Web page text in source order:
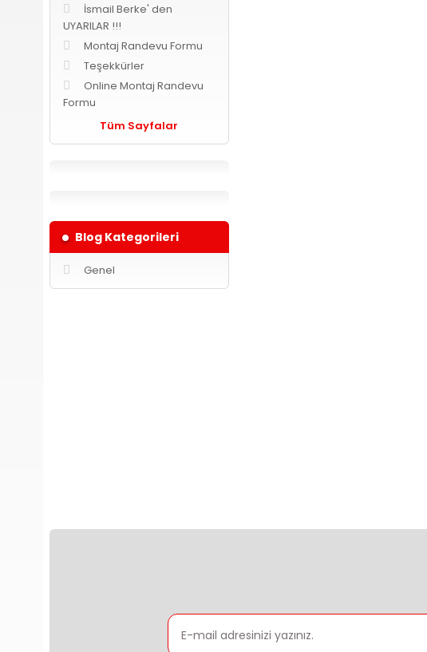
İsmail Berke' den
UYARILAR !!!
Montaj Randevu Formu
Teşekkürler
Online Montaj Randevu
Formu
Tüm Sayfalar
Blog Kategorileri
Genel